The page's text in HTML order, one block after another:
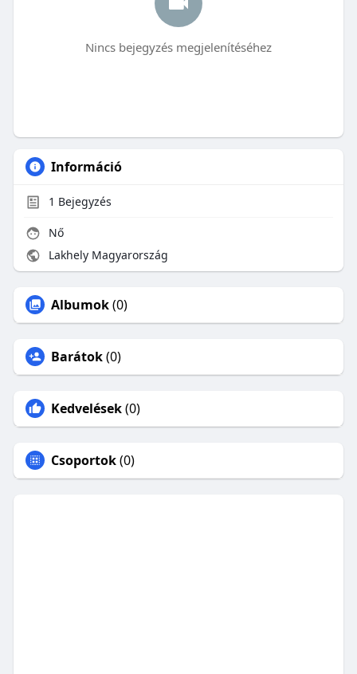
Nincs bejegyzés megjelenítéséhez
Információ
1 Bejegyzés
Nő
Lakhely Magyarország
Albumok(0)
Barátok(0)
Kedvelések(0)
Csoportok(0)